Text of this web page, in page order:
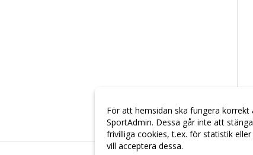
För att hemsidan ska fungera
SportAdmin. Dessa går inte att
frivilliga cookies, t.ex. för statistik
vill acceptera dessa.